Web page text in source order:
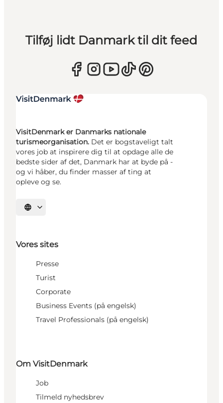
Tilføj lidt Danmark til dit feed
VisitDenmark er Danmarks nationale
turismeorganisation. Det er bogstaveligt talt
vores job at inspirere dig til at opdage alle de
bedste sider af det, Danmark har at byde på -
og vi håber, du finder masser af ting at
opleve og se.
Vælg sprog
Vores sites
Presse
Turist
Corporate
Business Events (på engelsk)
Travel Professionals (på engelsk)
Om VisitDenmark
Job
Tilmeld nyhedsbrev